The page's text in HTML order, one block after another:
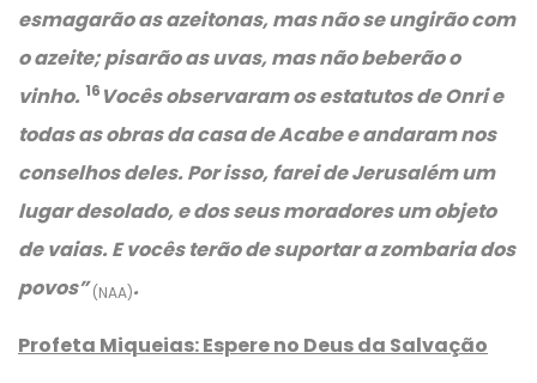
esmagarão as azeitonas, mas não se ungirão com
o azeite; pisarão as uvas, mas não beberão o
vinho. 16 Vocês observaram os estatutos de Onri e
todas as obras da casa de Acabe e andaram nos
conselhos deles. Por isso, farei de Jerusalém um
lugar desolado, e dos seus moradores um objeto
de vaias. E vocês terão de suportar a zombaria dos
povos”(NAA).
Profeta Miqueias: Espere no Deus da Salvação